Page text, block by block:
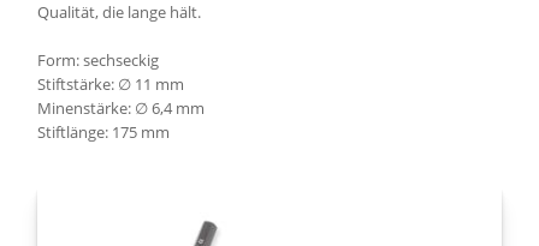
Qualität, die lange hält.
Form: sechseckig
Stiftstärke: ∅ 11 mm
Minenstärke: ∅ 6,4 mm
Stiftlänge: 175 mm